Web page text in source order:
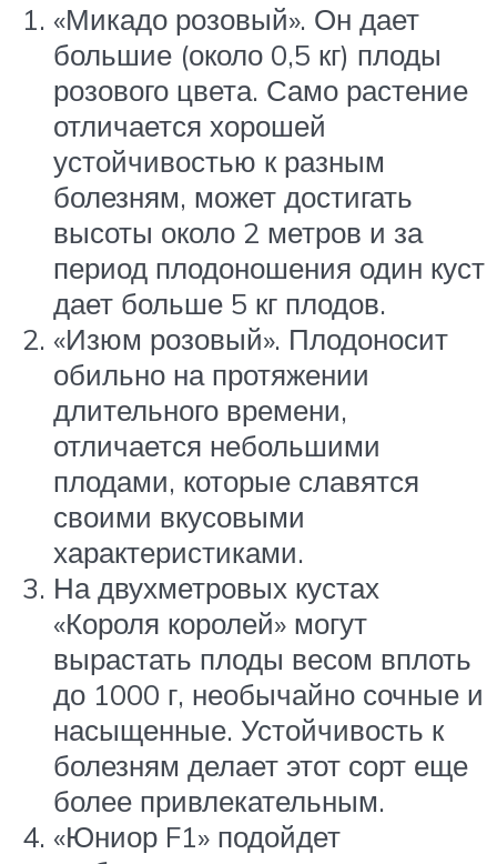
«Микадо розовый». Он дает
большие (около 0,5 кг) плоды
розового цвета. Само растение
отличается хорошей
устойчивостью к разным
болезням, может достигать
высоты около 2 метров и за
период плодоношения один куст
дает больше 5 кг плодов.
«Изюм розовый». Плодоносит
обильно на протяжении
длительного времени,
отличается небольшими
плодами, которые славятся
своими вкусовыми
характеристиками.
На двухметровых кустах
«Короля королей» могут
вырастать плоды весом вплоть
до 1000 г, необычайно сочные и
насыщенные. Устойчивость к
болезням делает этот сорт еще
более привлекательным.
«Юниор F1» подойдет